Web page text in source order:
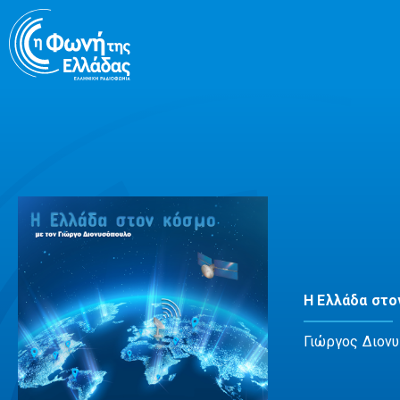
Μετάβαση
σε
περιεχόμενο
Η Ελλάδα
Γιώργος